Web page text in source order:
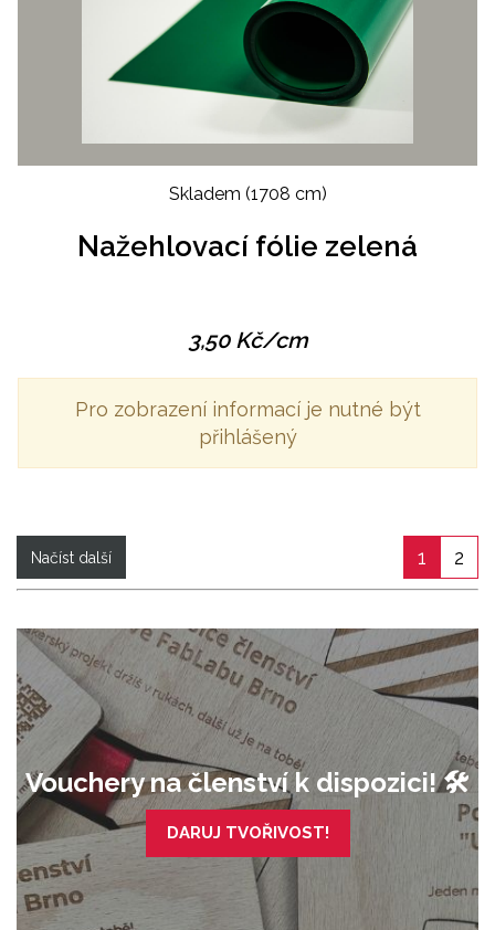
Skladem (1708 cm)
Nažehlovací fólie zelená
3,50Kč/cm
Pro zobrazení informací je nutné být
přihlášený
Načíst další 1 2
Vouchery na členství k dispozici! 🛠️
DARUJ TVOŘIVOST!